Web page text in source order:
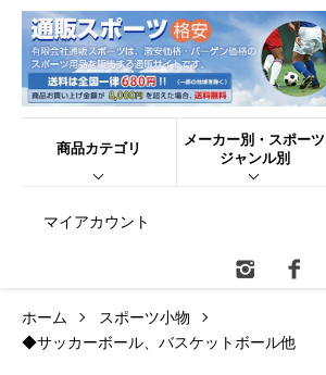
商品カテゴリ
メーカー別・スポーツ
ジャンル別
マイアカウント
ホーム
スポーツ小物
◆サッカーボール、バスケットボール他